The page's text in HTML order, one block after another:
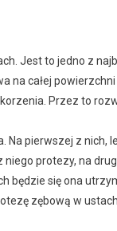
Jest to jedno z
na całej
Przez to
Na pierwszej z nich,
protezy, na
będzie się ona
zębową w